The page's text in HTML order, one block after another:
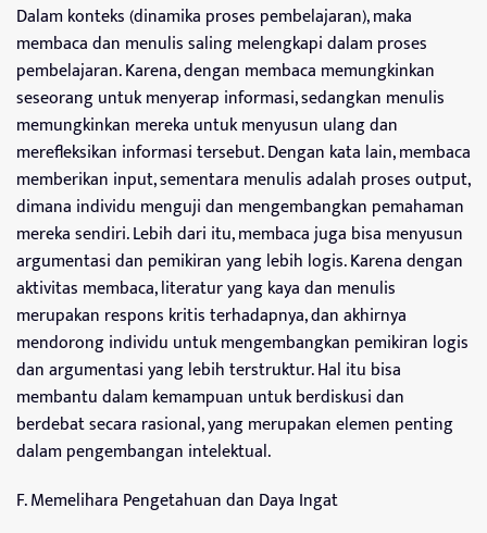
Dalam konteks (dinamika proses pembelajaran), maka
membaca dan menulis saling melengkapi dalam proses
pembelajaran. Karena, dengan membaca memungkinkan
seseorang untuk menyerap informasi, sedangkan menulis
memungkinkan mereka untuk menyusun ulang dan
merefleksikan informasi tersebut. Dengan kata lain, membaca
memberikan input, sementara menulis adalah proses output,
dimana individu menguji dan mengembangkan pemahaman
mereka sendiri. Lebih dari itu, membaca juga bisa menyusun
argumentasi dan pemikiran yang lebih logis. Karena dengan
aktivitas membaca, literatur yang kaya dan menulis
merupakan respons kritis terhadapnya, dan akhirnya
mendorong individu untuk mengembangkan pemikiran logis
dan argumentasi yang lebih terstruktur. Hal itu bisa
membantu dalam kemampuan untuk berdiskusi dan
berdebat secara rasional, yang merupakan elemen penting
dalam pengembangan intelektual.
F. Memelihara Pengetahuan dan Daya Ingat